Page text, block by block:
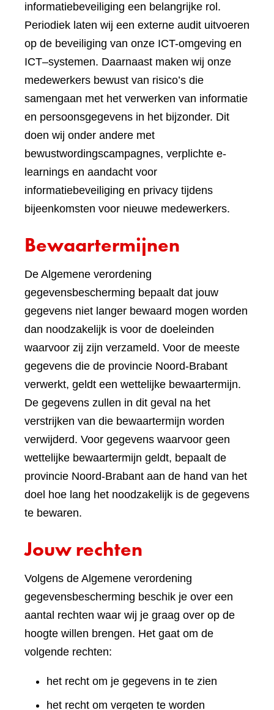
informatiebeveiliging een belangrijke rol.
Periodiek laten wij een externe audit uitvoeren
op de beveiliging van onze ICT-omgeving en
ICT–systemen. Daarnaast maken wij onze
medewerkers bewust van risico’s die
samengaan met het verwerken van informatie
en persoonsgegevens in het bijzonder. Dit
doen wij onder andere met
bewustwordingscampagnes, verplichte e-
learnings en aandacht voor
informatiebeveiliging en privacy tijdens
bijeenkomsten voor nieuwe medewerkers.
Bewaartermijnen
De Algemene verordening
gegevensbescherming bepaalt dat jouw
gegevens niet langer bewaard mogen worden
dan noodzakelijk is voor de doeleinden
waarvoor zij zijn verzameld. Voor de meeste
gegevens die de provincie Noord-Brabant
verwerkt, geldt een wettelijke bewaartermijn.
De gegevens zullen in dit geval na het
verstrijken van die bewaartermijn worden
verwijderd. Voor gegevens waarvoor geen
wettelijke bewaartermijn geldt, bepaalt de
provincie Noord-Brabant aan de hand van het
doel hoe lang het noodzakelijk is de gegevens
te bewaren.
Jouw rechten
Volgens de Algemene verordening
gegevensbescherming beschik je over een
aantal rechten waar wij je graag over op de
hoogte willen brengen. Het gaat om de
volgende rechten:
het recht om je gegevens in te zien
het recht om vergeten te worden